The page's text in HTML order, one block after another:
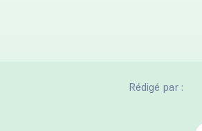
Rédigé par :